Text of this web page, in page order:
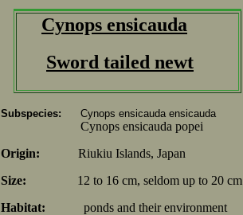
Cynops ensicauda
Sword tailed newt
Subspecies: Cynops ensicauda ensicauda
Cynops ensicauda popei
Origin:
Riukiu Islands, Japan
Size:
12 to 16 cm, seldom up to 20 cm
Habitat:
ponds and their environment